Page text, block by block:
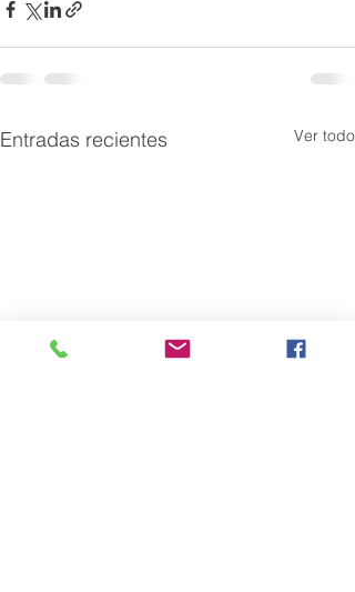
Entradas recientes Ver todo